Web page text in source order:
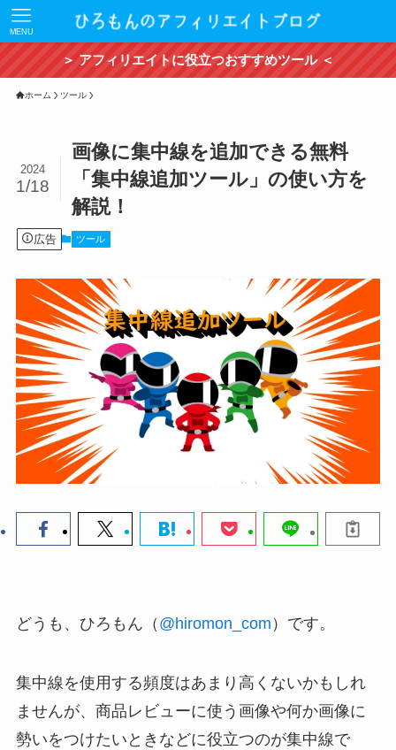
MENU
＞ アフィリエイトに役立つおすすめツール ＜
ホーム ツール
画像に集中線を追加できる無料
「集中線追加ツール」の使い方を
解説！
2024
1/18
広告 ツール
どうも、ひろもん（ @hiromon_com ）です。
集中線を使用する頻度はあまり高くないかもしれ
ませんが、商品レビューに使う画像や何か画像に
勢いをつけたいときなどに役立つのが集中線で